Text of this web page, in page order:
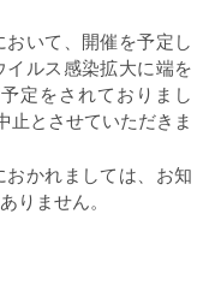
いて、開催を予定し
ルス感染拡大に端を
定をされておりまし
止とさせていただきま
かれましては、お知
りません。